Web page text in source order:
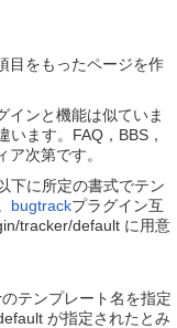
目をもったページを作
インと機能は似ていま
ます。FAQ，BBS，
次第です。
下に所定の書式でテン
bugtrackプラグイン互
tracker/default に用意
テンプレート名を指定
が指定されたとみ